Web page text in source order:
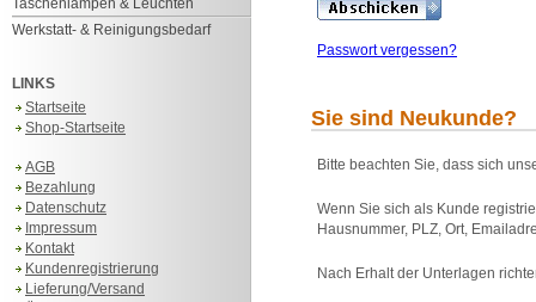
Taschenlampen & Leuchten
Werkstatt- & Reinigungsbedarf
LINKS
Startseite
Shop-Startseite
AGB
Bezahlung
Datenschutz
Impressum
Kontakt
Kundenregistrierung
Lieferung/Versand
Passwort vergessen?
Sie sind Neukunde?
Bitte beachten Sie, dass sich
Wenn Sie sich als Kunde
Hausnummer, PLZ, Ort,
Nach Erhalt der Unterlagen